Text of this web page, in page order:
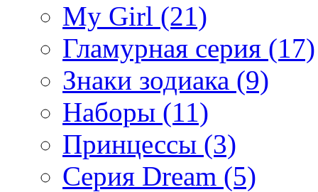
My Girl (21)
Гламурная серия (17)
Знаки зодиака (9)
Наборы (11)
Принцессы (3)
Серия Dream (5)